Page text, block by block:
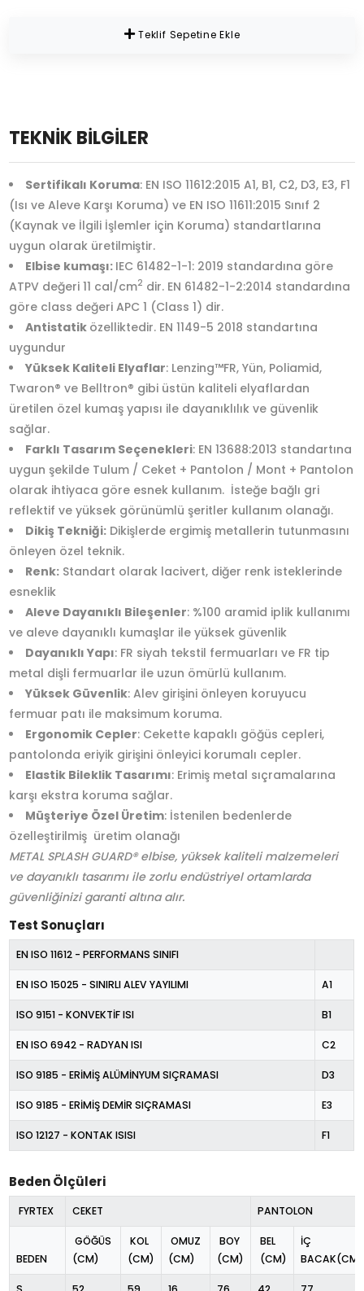
Teklif Sepetine Ekle
TEKNİK BİLGİLER
Sertifikalı Koruma: EN ISO 11612:2015 A1, B1, C2, D3, E3, F1
(Isı ve Aleve Karşı Koruma) ve EN ISO 11611:2015 Sınıf 2
(Kaynak ve İlgili İşlemler için Koruma) standartlarına
uygun olarak üretilmiştir.
Elbise kumaşı: IEC 61482-1-1: 2019 standardına göre
ATPV değeri 11 cal/cm2 dir. EN 61482-1-2:2014 standardına
göre class değeri APC 1 (Class 1) dir.
Antistatik özelliktedir. EN 1149-5 2018 standartına
uygundur
Yüksek Kaliteli Elyaflar: Lenzing™FR, Yün, Poliamid,
Twaron® ve Belltron® gibi üstün kaliteli elyaflardan
üretilen özel kumaş yapısı ile dayanıklılık ve güvenlik
sağlar.
Farklı Tasarım Seçenekleri: EN 13688:2013 standartına
uygun şekilde Tulum / Ceket + Pantolon / Mont + Pantolon
olarak ihtiyaca göre esnek kullanım. İsteğe bağlı gri
reflektif ve yüksek görünümlü şeritler kullanım olanağı.
Dikiş Tekniği: Dikişlerde ergimiş metallerin tutunmasını
önleyen özel teknik.
Renk: Standart olarak lacivert, diğer renk isteklerinde
esneklik
Aleve Dayanıklı Bileşenler: %100 aramid iplik kullanımı
ve aleve dayanıklı kumaşlar ile yüksek güvenlik
Dayanıklı Yapı: FR siyah tekstil fermuarları ve FR tip
metal dişli fermuarlar ile uzun ömürlü kullanım.
Yüksek Güvenlik: Alev girişini önleyen koruyucu
fermuar patı ile maksimum koruma.
Ergonomik Cepler: Cekette kapaklı göğüs cepleri,
pantolonda eriyik girişini önleyici korumalı cepler.
Elastik Bileklik Tasarımı: Erimiş metal sıçramalarına
karşı ekstra koruma sağlar.
Müşteriye Özel Üretim: İstenilen bedenlerde
özelleştirilmiş üretim olanağı
METAL SPLASH GUARD® elbise, yüksek kaliteli malzemeleri
ve dayanıklı tasarımı ile zorlu endüstriyel ortamlarda
güvenliğinizi garanti altına alır.
Test Sonuçları
EN ISO 11612 - PERFORMANS SINIFI
EN ISO 15025 - SINIRLI ALEV YAYILIMI A1
ISO 9151 - KONVEKTİF ISI B1
EN ISO 6942 - RADYAN ISI C2
ISO 9185 - ERİMİŞALÜMİNYUMSIÇRAMASI D3
ISO 9185 - ERİMİŞ DEMİR SIÇRAMASI E3
ISO 12127 - KONTAK ISISI F1
Beden Ölçüleri
FYRTEX CEKET PANTOLON
BEDEN
GÖĞÜS
(CM)
KOL
(CM)
OMUZ
(CM)
BOY
(CM)
BEL
(CM)
İÇ
BACAK(CM)